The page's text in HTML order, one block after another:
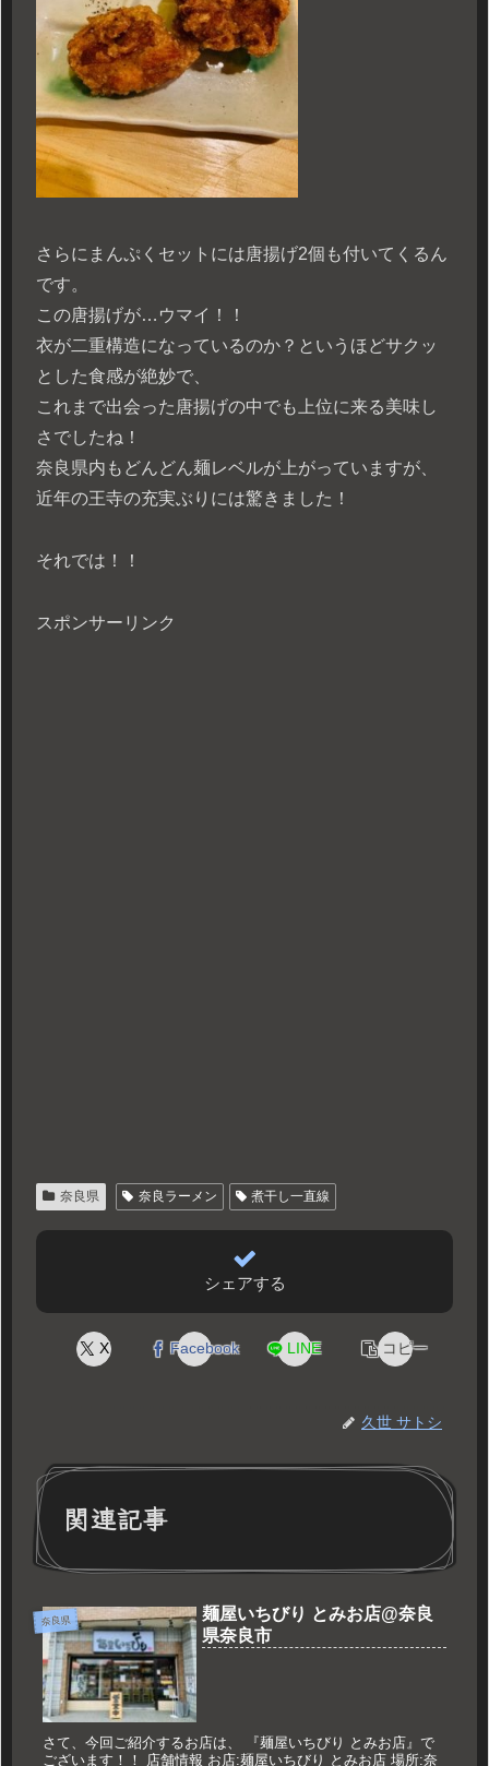
さらにまんぷくセットには唐揚げ2個も付いてくるん
です。
この唐揚げが…ウマイ！！
衣が二重構造になっているのか？というほどサクッ
とした食感が絶妙で、
これまで出会った唐揚げの中でも上位に来る美味し
さでしたね！
奈良県内もどんどん麺レベルが上がっていますが、
近年の王寺の充実ぶりには驚きました！
それでは！！
スポンサーリンク
奈良県 奈良ラーメン 煮干し一直線
シェアする
X Facebook LINE コピー
久世 サトシ
関連記事
奈良県
麺屋いちびり とみお店@奈良
県奈良市
さて、今回ご紹介するお店は、 『麺屋いちびり とみお店』で
ございます！！ 店舗情報 お店:麺屋いちびり とみお店 場所:奈